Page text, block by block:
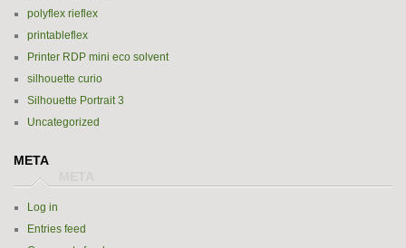
polyflex rieflex
printableflex
Printer RDP mini eco solvent
silhouette curio
Silhouette Portrait 3
Uncategorized
META
Log in
Entries feed